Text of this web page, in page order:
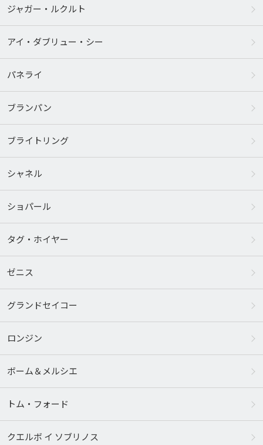
ジャガー・ルクルト
アイ・ダブリュー・シー
パネライ
ブランパン
ブライトリング
シャネル
ショパール
タグ・ホイヤー
ゼニス
グランドセイコー
ロンジン
ボーム＆メルシエ
トム・フォード
クエルボ イ ソブリノス